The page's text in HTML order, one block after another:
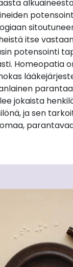
itse
potensointi
Homeopatia
jokaista
ja sen